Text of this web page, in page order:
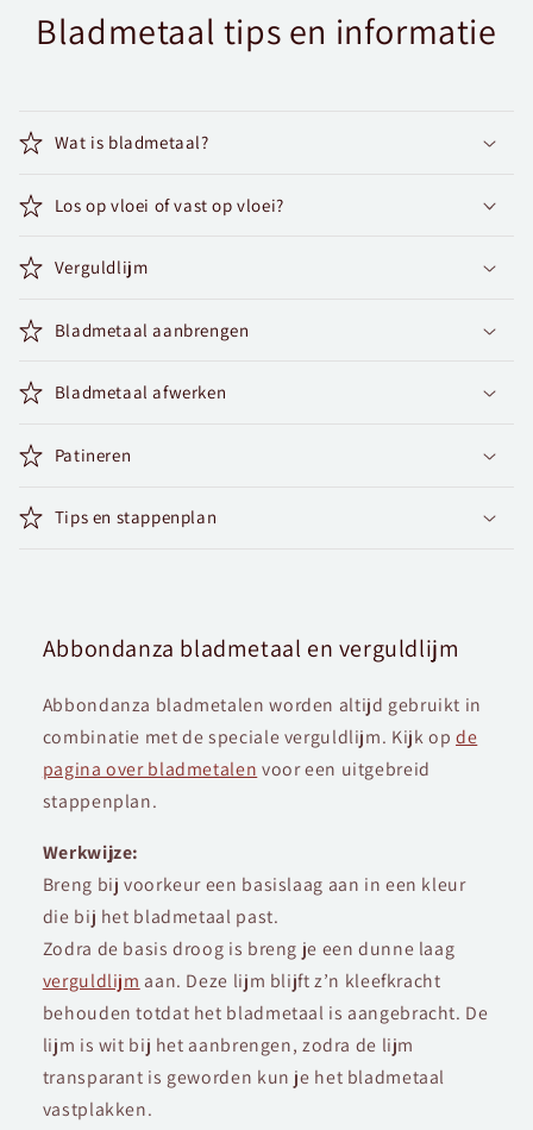
Bladmetaal tips en informatie
Wat is bladmetaal?
Los op vloei of vast op vloei?
Verguldlijm
Bladmetaal aanbrengen
Bladmetaal afwerken
Patineren
Tips en stappenplan
Abbondanza bladmetaal en verguldlijm
Abbondanza bladmetalen worden altijd gebruikt in
combinatie met de speciale verguldlijm. Kijk op de
pagina over bladmetalen voor een uitgebreid
stappenplan.
Werkwijze:
Breng bij voorkeur een basislaag aan in een kleur
die bij het bladmetaal past.
Zodra de basis droog is breng je een dunne laag
verguldlijm aan. Deze lijm blijft z’n kleefkracht
behouden totdat het bladmetaal is aangebracht. De
lijm is wit bij het aanbrengen, zodra de lijm
transparant is geworden kun je het bladmetaal
vastplakken.